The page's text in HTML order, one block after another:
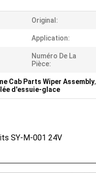
Original:
Application:
Numéro De La
Pièce:
Cab Parts Wiper Assembly,
d'essuie-glace
SY-M-001 24V